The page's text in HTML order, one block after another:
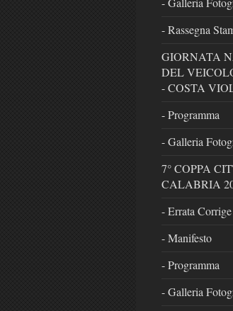
- Rassegna
GIORNATA
DEL
- COSTA
- Programma
- Galleria
7° COPPA
CALABRIA
- Errata
- Manifesto
- Programma
- Galleria